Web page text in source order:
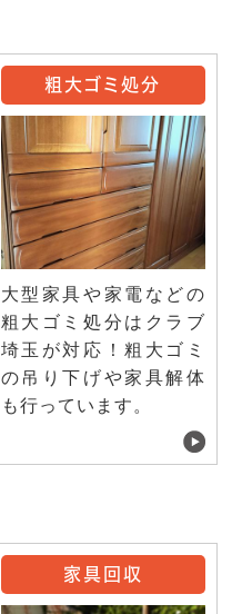
粗大ゴミ処分
大型家具や家電などの
粗大ゴミ処分はクラブ
埼玉が対応！粗大ゴミ
の吊り下げや家具解体
も行っています。
家具回収